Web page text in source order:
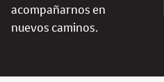
acompañarnos en
nuevos caminos.